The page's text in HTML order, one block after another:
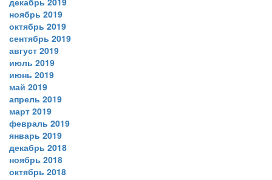
ноябрь 2019
октябрь 2019
сентябрь 2019
август 2019
июль 2019
июнь 2019
май 2019
апрель 2019
март 2019
февраль 2019
январь 2019
декабрь 2018
ноябрь 2018
октябрь 2018